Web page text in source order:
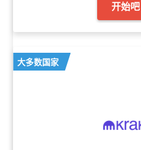
开始吧
大多数国家